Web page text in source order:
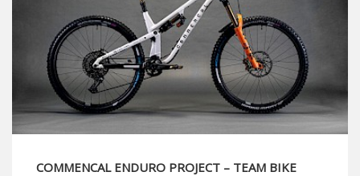
COMMENCAL ENDURO PROJECT – TEAM BIKE